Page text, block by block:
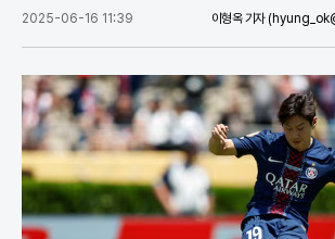
2025-06-16 11:39 이형옥 기자